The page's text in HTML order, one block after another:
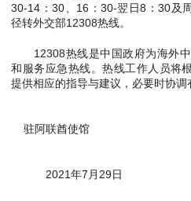
30-14：30、16：30-翌日8：30及
径转外交部12308热线。
12308热线是中国政府为海外中
和服务应急热线。热线工作人员将
提供相应的指导与建议，必要时协调
驻阿联酋使馆
2021年7月29日